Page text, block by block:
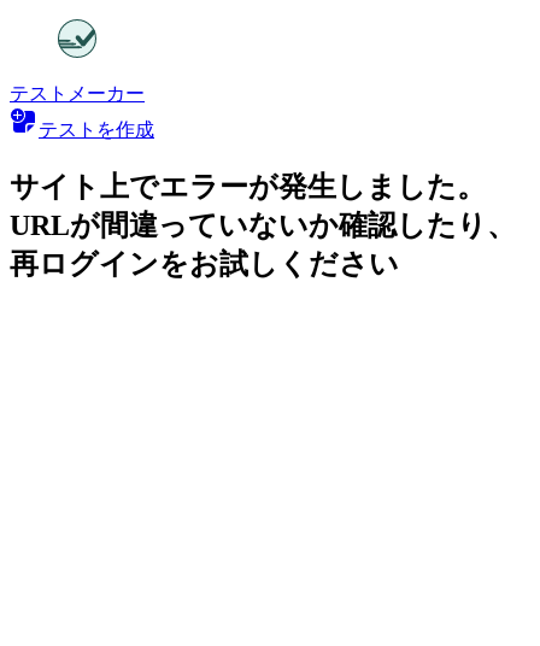
テストメーカー
テストを作成
サイト上でエラーが発生しました。
URLが間違っていないか確認したり、
再ログインをお試しください